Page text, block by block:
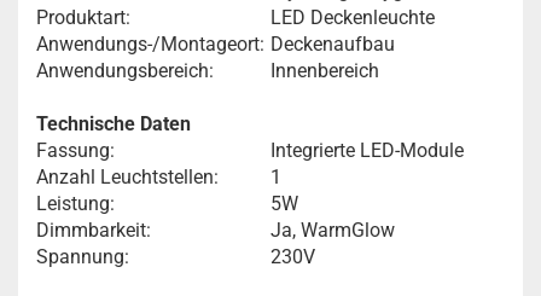
Produktart:
LED Deckenleuchte
Anwendungs-/Montageort: Deckenaufbau
Anwendungsbereich:
Innenbereich
Technische Daten
Fassung:
Integrierte LED-Module
Anzahl Leuchtstellen:
1
Leistung:
5W
Dimmbarkeit:
Ja, WarmGlow
Spannung:
230V